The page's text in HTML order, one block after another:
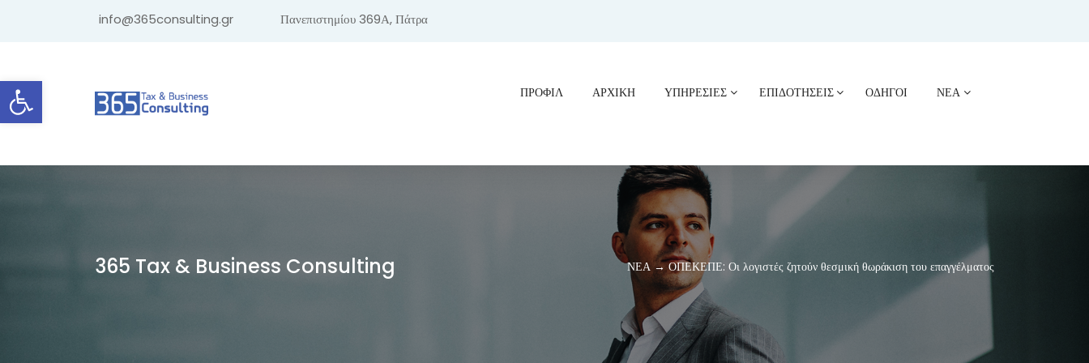
Ανοίξτε τη γραμμή εργαλείων
info@365consulting.gr Πανεπιστημίου 369Α, Πάτρα
ΠΡΟΦΊΛ ΑΡΧΙΚΗ ΥΠΗΡΕΣΙΕΣ ΕΠΙΔΟΤΗΣΕΙΣ ΟΔΗΓΟΙ ΝΕΑ
365 Tax & Business Consulting ΝΕΑ → ΟΠΕΚΕΠΕ: Οι λογιστές ζητούν θεσμική θωράκιση του επαγγέλματος